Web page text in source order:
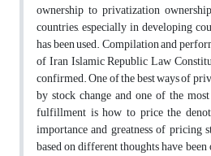
ownership to privatization
countries, especially in developing
has been used. Compilation and
of Iran Islamic Republic Law
confirmed. One of the best ways of
by stock change and one of the
fulfillment is how to price the
importance and greatness of pricing
based on different thoughts have